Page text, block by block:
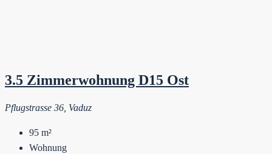
3.5 Zimmerwohnung D15 Ost
Pflugstrasse 36, Vaduz
95 m²
Wohnung